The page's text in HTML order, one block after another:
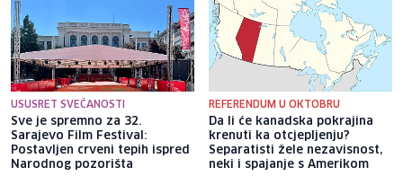
USUSRET SVEČANOSTI
Sve je spremno za 32.
Sarajevo Film Festival:
Postavljen crveni tepih ispred
Narodnog pozorišta
REFERENDUM U OKTOBRU
Da li će kanadska pokrajina
krenuti ka otcjepljenju?
Separatisti žele nezavisnost,
neki i spajanje s Amerikom